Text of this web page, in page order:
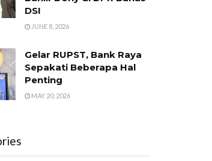
DSI
JUNE 8, 2026
Gelar RUPST, Bank Raya
Sepakati Beberapa Hal
Penting
MAY 20, 2026